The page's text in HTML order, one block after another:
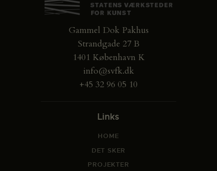
Gammel Dok Pakhus
Strandgade 27 B
1401 København K
info@svfk.dk
+45 32 96 05 10
Links
HOME
DET SKER
PROJEKTER